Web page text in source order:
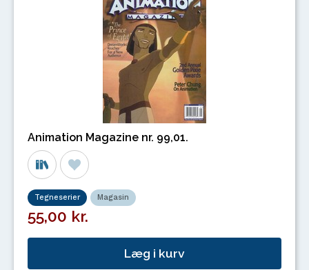
Animation Magazine nr. 99,01.
Tegneserier Magasin
55,00 kr.
Læg i kurv